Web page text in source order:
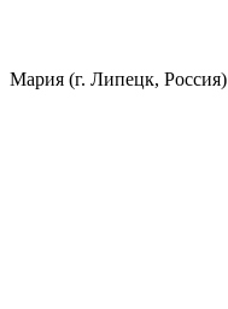
Мария (г. Липецк, Россия)